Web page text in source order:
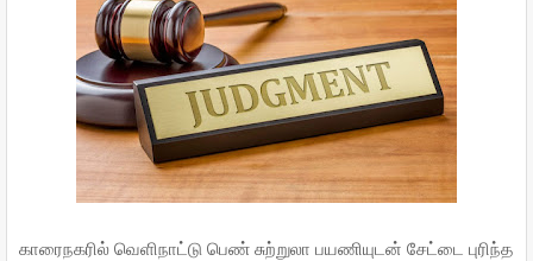
காரைநகரில் வெளிநாட்டு பெண் சுற்றுலா பயணியுடன் சேட்டை புரிந்த